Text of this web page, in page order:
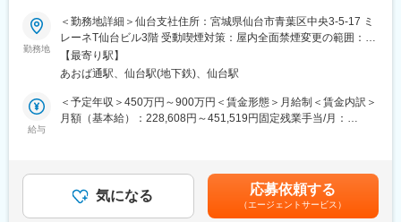
様のニーズに応えています。今後も環境づくりの一端を担い環境
設備の総合エンジニアリング企業として社会に貢献していきま
す。
■高砂熱学グループの安定基盤
高砂熱学工業株式会社の空調工事を受託しているグループ企業で
す。高砂熱学は受注高、売上高、売上総利益を含む各利益がすべ
て”創業以来の最高額”を記録し、売上総利益率は13.1%と高水準を
変更の範囲：会社の定める業務
クトにおいて、プロジェクトの立ち上げから電波発射までの工程
推進を担当していただきます。
商業施設やオフィスビル、ホテルなど、多くの人が利用する施設
内の通信環境整備を目的に、工事会社や施設関係者、社内各部門
と連携しながらプロジェクトを推進します。
■具体的には
◆元請会社との連携・管理
◆プロジェクト課題解決と調整
基地局設置プロセスで発生する多岐にわたる課題に対して、他事
勤務地
＜勤務地詳細＞仙台支社住所：宮城県仙台市青葉区中央3-5-17 ミ
レーネT仙台ビル3階 受動喫煙対策：屋内全面禁煙変更の範囲：会
社の定める事業所
【最寄り駅】
あおば通駅、仙台駅(地下鉄)、仙台駅
給与
＜予定年収＞450万円～900万円＜賃金形態＞月給制＜賃金内訳＞
月額（基本給）：228,608円～451,519円固定残業手当/月：
想定年収は目安であり、経験者に関しては現職給与等も考慮の上
で決定します。■昇給…年2回 (1月・7月)■賞与…年2回 (6月・12
月)賃金はあくまでも目安の金額であり、選考を通じて上下する可
気になる 応募依頼する
（エージェントサービス）